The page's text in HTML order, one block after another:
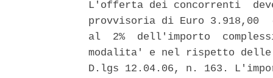
L'offerta dei concorrenti
provvisoria di Euro 3.918,00
al  2%  dell'importo
modalita' e nel rispetto
D.lgs 12.04.06, n. 163.